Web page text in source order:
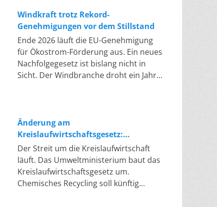
Windkraft trotz Rekord-
Genehmigungen vor dem Stillstand
Ende 2026 läuft die EU-Genehmigung
für Ökostrom-Förderung aus. Ein neues
Nachfolgegesetz ist bislang nicht in
Sicht. Der Windbranche droht ein Jahr,
Problem hat die Politik tatsächlich
gelöst, die Verfahren laufen heute
deutlich schneller. Die Halbjahresbilanz
der Branche bestätigt dieses Muster:
So viele Windräder wie nie zuvor
wurden genehmigt, doch im ersten
Halbjahr gingen netto nur rund zwei
Änderung am
Kreislaufwirtschaftsgesetz:
Chemisches Recycling soll Lücke
füllen
Der Streit um die Kreislaufwirtschaft
läuft. Das Umweltministerium baut das
Kreislaufwirtschaftsgesetz um.
Chemisches Recycling soll künftig